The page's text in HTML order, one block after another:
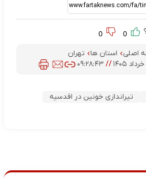
اصلی استان ها
تهران
// ۰۹:۲۸:۴۳
تیراندازی خونین در اقدسیه